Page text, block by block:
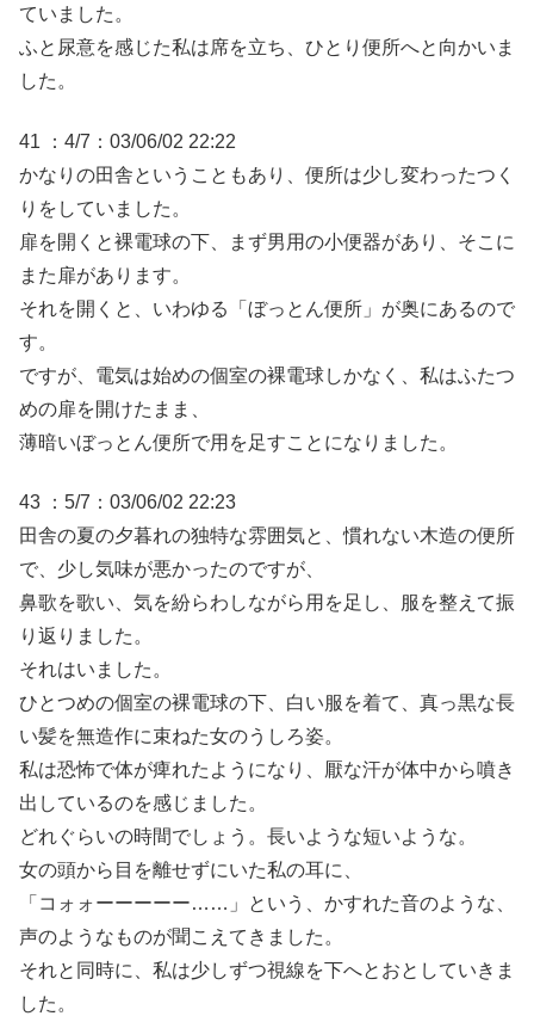
ていました。
ふと尿意を感じた私は席を立ち、ひとり便所へと向かいま
した。
41 ：4/7：03/06/02 22:22
かなりの田舎ということもあり、便所は少し変わったつく
りをしていました。
扉を開くと裸電球の下、まず男用の小便器があり、そこに
また扉があります。
それを開くと、いわゆる「ぼっとん便所」が奥にあるので
す。
ですが、電気は始めの個室の裸電球しかなく、私はふたつ
めの扉を開けたまま、
薄暗いぼっとん便所で用を足すことになりました。
43 ：5/7：03/06/02 22:23
田舎の夏の夕暮れの独特な雰囲気と、慣れない木造の便所
で、少し気味が悪かったのですが、
鼻歌を歌い、気を紛らわしながら用を足し、服を整えて振
り返りました。
それはいました。
ひとつめの個室の裸電球の下、白い服を着て、真っ黒な長
い髪を無造作に束ねた女のうしろ姿。
私は恐怖で体が痺れたようになり、厭な汗が体中から噴き
出しているのを感じました。
どれぐらいの時間でしょう。長いような短いような。
女の頭から目を離せずにいた私の耳に、
「コォォーーーーー……」という、かすれた音のような、
声のようなものが聞こえてきました。
それと同時に、私は少しずつ視線を下へとおとしていきま
した。